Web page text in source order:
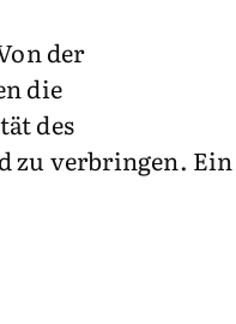
der
die
des
zu verbringen. Ein